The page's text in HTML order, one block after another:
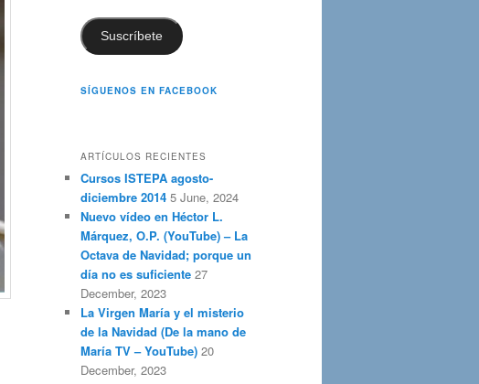
Suscríbete
SÍGUENOS EN FACEBOOK
ARTÍCULOS RECIENTES
Cursos ISTEPA agosto-
diciembre 2014 5 June, 2024
Nuevo vídeo en Héctor L.
Márquez, O.P. (YouTube) – La
Octava de Navidad; porque un
día no es suficiente 27
December, 2023
La Virgen María y el misterio
de la Navidad (De la mano de
María TV – YouTube) 20
December, 2023